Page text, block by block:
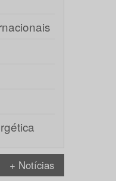
+ Notícias